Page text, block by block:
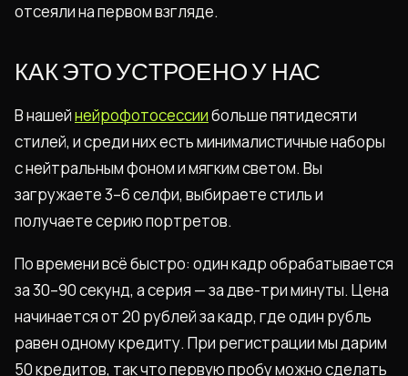
отсеяли на первом взгляде.
КАК ЭТО УСТРОЕНО У НАС
В нашейнейрофотосессиибольше пятидесяти
стилей, и среди них есть минималистичные наборы
с нейтральным фоном и мягким светом. Вы
загружаете 3–6 селфи, выбираете стиль и
получаете серию портретов.
По времени всё быстро: один кадр обрабатывается
за 30–90 секунд, а серия — за две-три минуты. Цена
начинается от 20 рублей за кадр, где один рубль
равен одному кредиту. При регистрации мы дарим
50 кредитов, так что первую пробу можно сделать